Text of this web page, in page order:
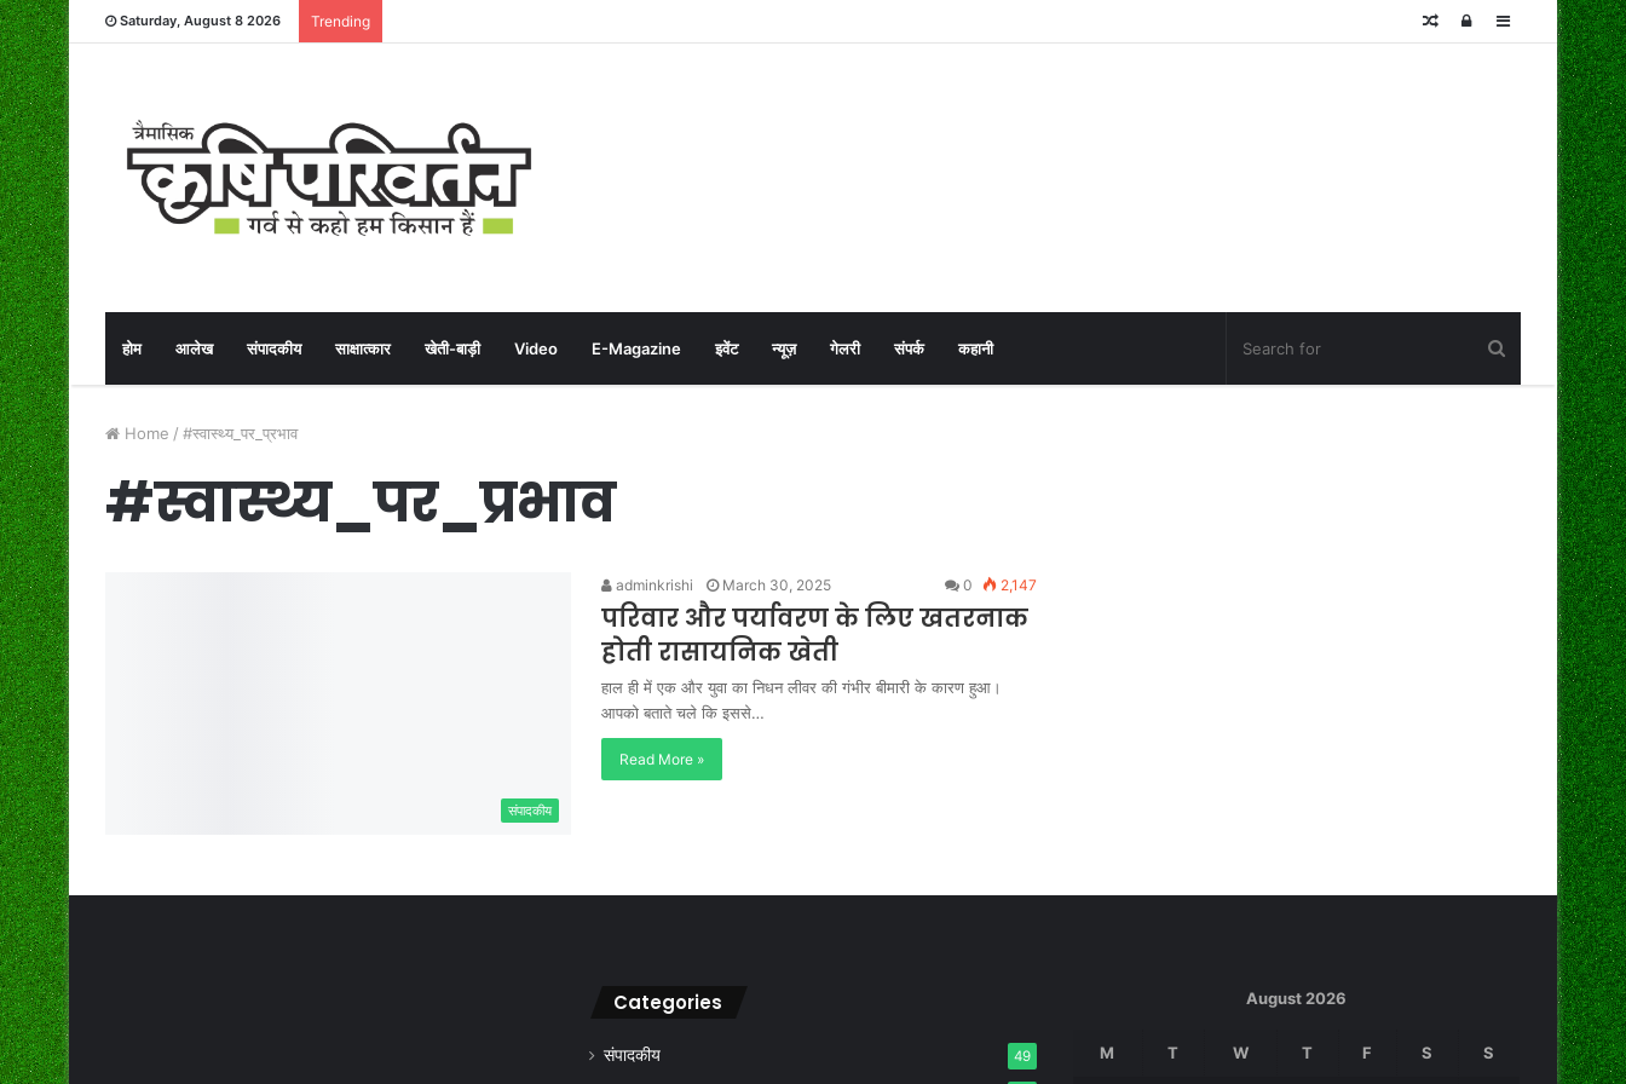
Saturday, August 8 2026 Trending Sidebar
Log
Random
होम आलेख संपादकीय साक्षात्कार खेती-बाड़ी Video E-Magazine इवेंट न्यूज़ गेलरी संपर्क कहानी
Home / #स्वास्थ्य_पर_प्रभाव
#स्वास्थ्य_पर_प्रभाव
संपादकीय
adminkrishi March 30, 2025 0 2,147
परिवार और पर्यावरण के लिए खतरनाक
होती रासायनिक खेती
हाल ही में एक और युवा का निधन लीवर की गंभीर बीमारी के कारण हुआ।
आपको बताते चले कि इससे…
Read More »
Categories
संपादकीय 49
August 2026
M T W T F S S